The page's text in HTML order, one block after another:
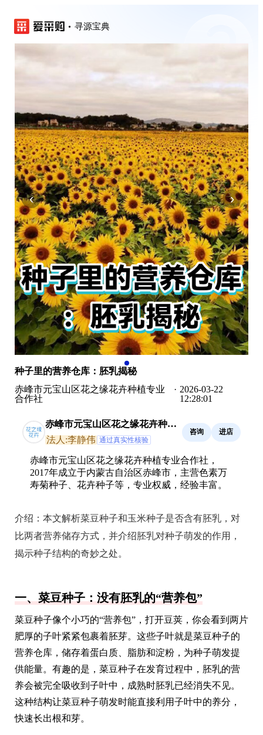
寻源宝典
‹ ›
种子里的营养仓库：胚乳揭秘
赤峰市元宝山区花之缘花卉种植专业
合作社
· 2026-03-22
12:28:01
赤峰市元宝山区花之缘花卉种植
专业合作社
法人:李静伟 通过真实性核验
咨询 进店
赤峰市元宝山区花之缘花卉种植专业合作社，
2017年成立于内蒙古自治区赤峰市，主营色素万
寿菊种子、花卉种子等，专业权威，经验丰富。
介绍： 本文解析菜豆种子和玉米种子是否含有胚乳，对
比两者营养储存方式，并介绍胚乳对种子萌发的作用，
揭示种子结构的奇妙之处。
一、菜豆种子：没有胚乳的“营养包”
菜豆种子像个小巧的“营养包”，打开豆荚，你会看到两片
肥厚的子叶紧紧包裹着胚芽。这些子叶就是菜豆种子的
营养仓库，储存着蛋白质、脂肪和淀粉，为种子萌发提
供能量。有趣的是，菜豆种子在发育过程中，胚乳的营
养会被完全吸收到子叶中，成熟时胚乳已经消失不见。
这种结构让菜豆种子萌发时能直接利用子叶中的养分，
快速长出根和芽。